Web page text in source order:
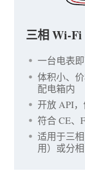
三相 Wi-Fi
一台电表
体积小、
配电箱内
开放 API
符合 CE、
适用于三
用）或分